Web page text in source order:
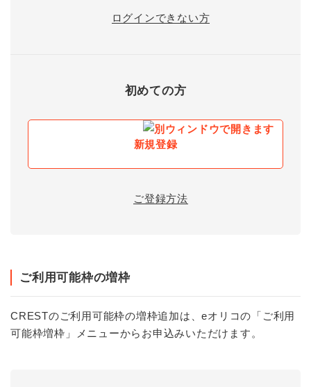
ログインできない方
初めての方
新規登録
ご登録方法
ご利用可能枠の増枠
CRESTのご利用可能枠の増枠追加は、eオリコの「ご利用
可能枠増枠」メニューからお申込みいただけます。